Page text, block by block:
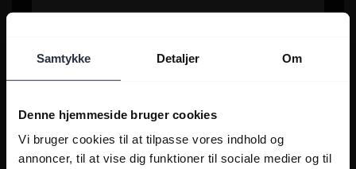
Samtykke Detaljer Om
Denne hjemmeside bruger cookies
Vi bruger cookies til at tilpasse vores indhold og
annoncer, til at vise dig funktioner til sociale medier og til